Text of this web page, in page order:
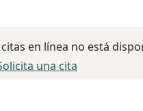
en línea no está
una cita